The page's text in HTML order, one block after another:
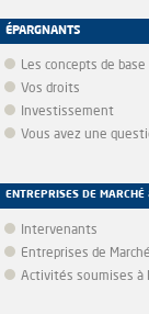
ÉPARGNANTS
Les concepts de base
Vos droits
Investissement
Vous avez une
ENTREPRISES DE
Intervenants
Entreprises de Marché
Activités soumises à